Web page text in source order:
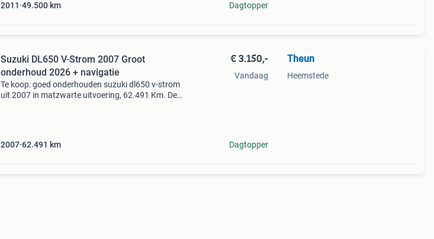
2011 49.500 km Dagtopper
Suzuki DL650 V-Strom 2007 Groot
onderhoud 2026 + navigatie
Te koop: goed onderhouden suzuki dl650 v-strom
uit 2007 in matzwarte uitvoering, 62.491 Km. De
2007 62.491 km
€ 3.150,-
Vandaag
Dagtopper
Theun
Heemstede